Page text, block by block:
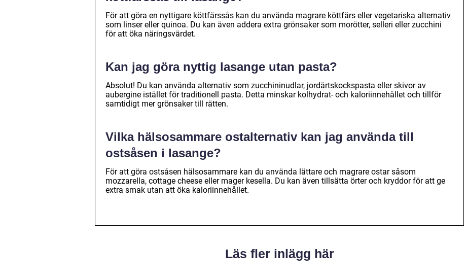
För att göra en nyttigare köttfärssås kan du använda magrare köttfärs eller vegetariska alternativ
som linser eller quinoa. Du kan även addera extra grönsaker som morötter, selleri eller zucchini
för att öka näringsvärdet.
Kan jag göra nyttig lasange utan pasta?
Absolut! Du kan använda alternativ som zucchininudlar, jordärtskockspasta eller skivor av
aubergine istället för traditionell pasta. Detta minskar kolhydrat- och kaloriinnehållet och tillför
samtidigt mer grönsaker till rätten.
Vilka hälsosammare ostalternativ kan jag använda till
ostsåsen i lasange?
För att göra ostsåsen hälsosammare kan du använda lättare och magrare ostar såsom
mozzarella, cottage cheese eller mager kesella. Du kan även tillsätta örter och kryddor för att ge
extra smak utan att öka kaloriinnehållet.
Läs fler inlägg här